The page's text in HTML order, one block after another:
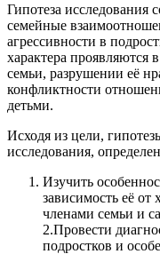
Гипотеза исследования
семейные
агрессивности в
характера проявляются
семьи, разрушении её
конфликтности
детьми.
Исходя из цели,
исследования,
Изучить
зависимость её от
членами семьи и
2.Провести
подростков и